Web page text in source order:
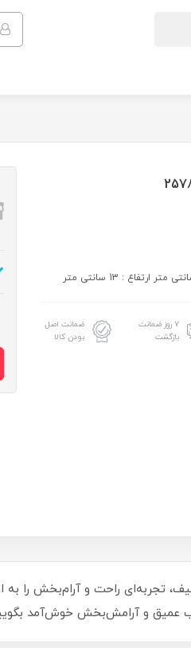
۷ روز ضمانت
بازگشت
ضمانت اصل
بودن کالا
و جنس نرم و لطیف، تجربه‌ای راحت و آرام‌بخش
عمیق و آرامش‌بخش خوش‌آمد